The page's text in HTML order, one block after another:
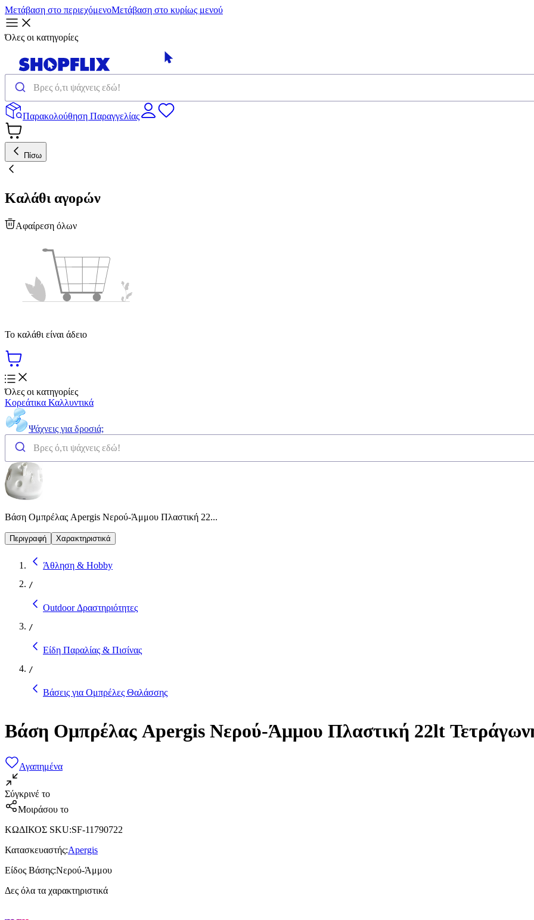
Μετάβαση στο περιεχόμενοΜετάβαση στο κυρίως μενού
Όλες οι κατηγορίες
Παρακολούθηση Παραγγελίας
Πίσω
Καλάθι αγορών
Αφαίρεση όλων
Το καλάθι είναι άδειο
Όλες οι κατηγορίες
Κορεάτικα Καλλυντικά
Ψάχνεις για δροσιά;
Βάση Ομπρέλας Apergis Νερού-Άμμου Πλαστική 22...
Περιγραφή Χαρακτηριστικά
Άθληση & Hobby
/
Outdoor Δραστηριότητες
/
Είδη Παραλίας & Πισίνας
/
Βάσεις για Ομπρέλες Θαλάσσης
Βάση Ομπρέλας Apergis Νερού-Άμμου Πλαστική 22lt
Αγαπημένα
Σύγκρινέ το
Μοιράσου το
ΚΩΔΙΚΟΣ SKU:SF-11790722
Κατασκευαστής:Apergis
Είδος Βάσης:Νερού-Άμμου
Δες όλα τα χαρακτηριστικά